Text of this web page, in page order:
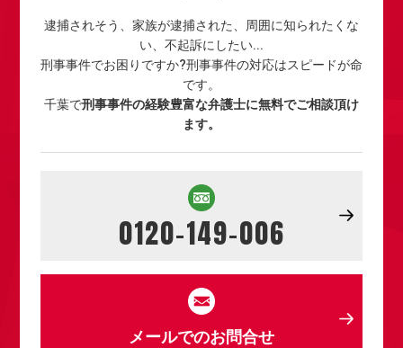
逮捕されそう、家族が逮捕された、周囲に知られたくな
い、不起訴にしたい...
刑事事件でお困りですか?刑事事件の対応はスピードが命
です。
千葉で刑事事件の経験豊富な弁護士に無料でご相談頂け
ます。
0120-149-006
メールでのお問合せ